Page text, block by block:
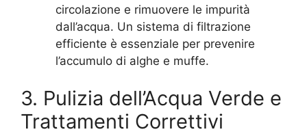
circolazione e rimuovere le impurità
dall’acqua. Un sistema di filtrazione
efficiente è essenziale per prevenire
l’accumulo di alghe e muffe.
3. Pulizia dell’Acqua Verde e
Trattamenti Correttivi